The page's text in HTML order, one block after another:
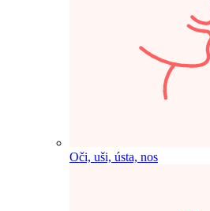
Oči, uši, ústa, nos